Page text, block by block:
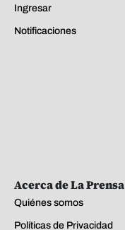
Ingresar
Notificaciones
Acerca de La Prensa
Quiénes somos
Políticas de Privacidad